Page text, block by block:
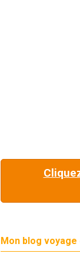
Mon blog